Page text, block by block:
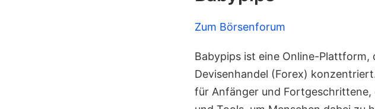
Zum Börsenforum
Babypips ist eine Online-Plattform,
Devisenhandel (Forex)
für Anfänger und Fortgeschrittene,